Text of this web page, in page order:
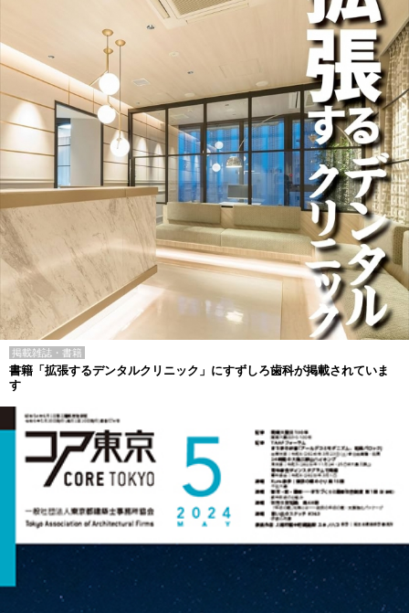
掲載雑誌・書籍
書籍「拡張するデンタルクリニック」にすずしろ歯科が掲載されていま
す